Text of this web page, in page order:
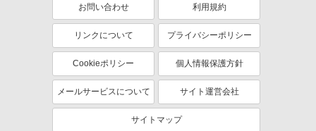
ボーナス・賞与あり
車通勤OK
交通費支給
社会保険あり
産休・育休取得実績あり
お問い合わせ 利用規約
リンクについて プライバシーポリシー
Cookieポリシー 個人情報保護方針
メールサービスについて サイト運営会社
サイトマップ